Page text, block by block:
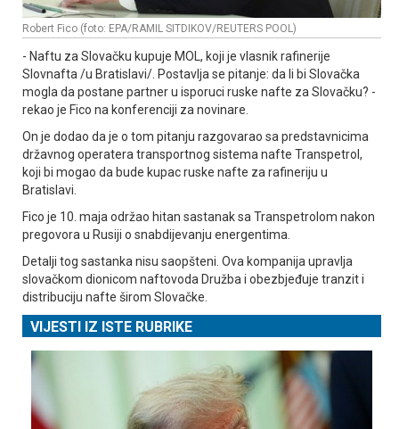
Robert Fico (foto: EPA/RAMIL SITDIKOV/REUTERS POOL)
- Naftu za Slovačku kupuje MOL, koji je vlasnik rafinerije
Slovnafta /u Bratislavi/. Postavlja se pitanje: da li bi Slovačka
mogla da postane partner u isporuci ruske nafte za Slovačku? -
rekao je Fico na konferenciji za novinare.
On je dodao da je o tom pitanju razgovarao sa predstavnicima
državnog operatera transportnog sistema nafte Transpetrol,
koji bi mogao da bude kupac ruske nafte za rafineriju u
Bratislavi.
Fico je 10. maja održao hitan sastanak sa Transpetrolom nakon
pregovora u Rusiji o snabdijevanju energentima.
Detalji tog sastanka nisu saopšteni. Ova kompanija upravlja
slovačkom dionicom naftovoda Družba i obezbjeđuje tranzit i
distribuciju nafte širom Slovačke.
VIJESTI IZ ISTE RUBRIKE